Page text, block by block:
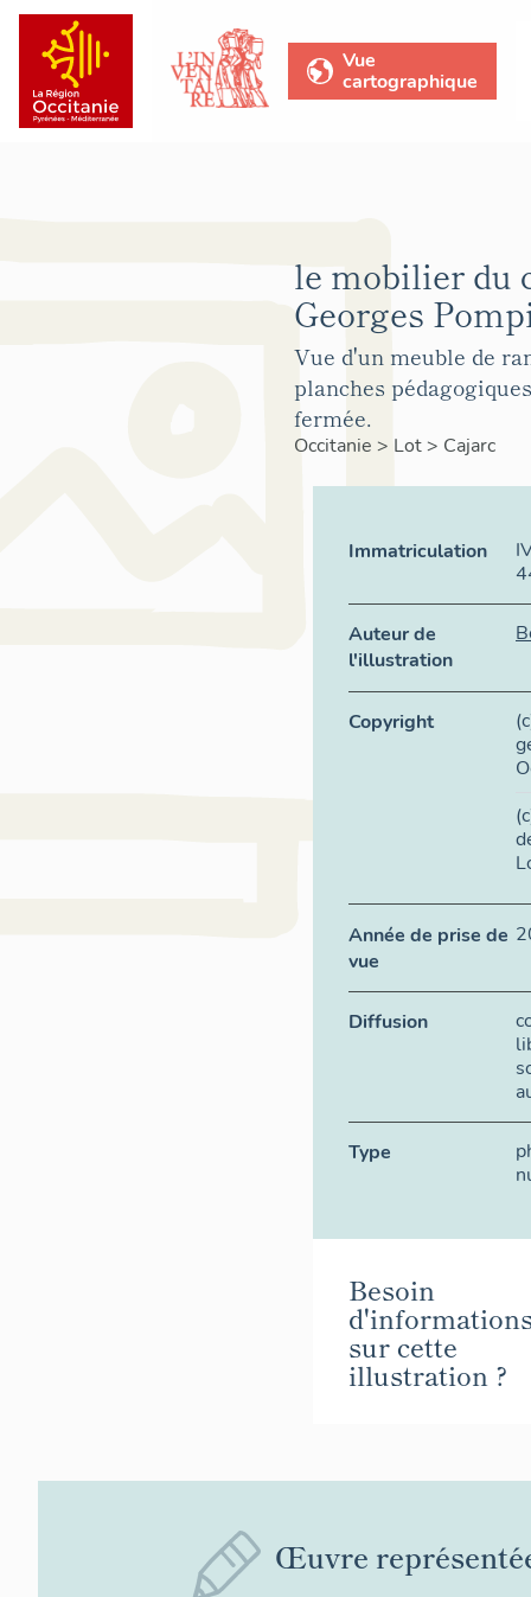
Vue
cartographique
le mobilier du
Georges
Vue d'un meuble de
planches
fermée.
Occitanie > Lot> Cajarc
Immatriculation
Auteur de
l'illustration
Copyright
Année de prise de
vue
Diffusion
Type
Besoin
sur cette
illustration ?
Œuvre